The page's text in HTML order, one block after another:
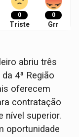
0
Triste
0
Grr
abriu três
4ª Região
oferecem
contratação
nível superior.
oportunidade